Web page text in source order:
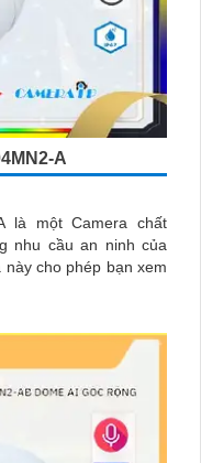
A
là một Camera chất
nhu cầu an ninh của